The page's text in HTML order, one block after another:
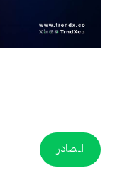
المصادر